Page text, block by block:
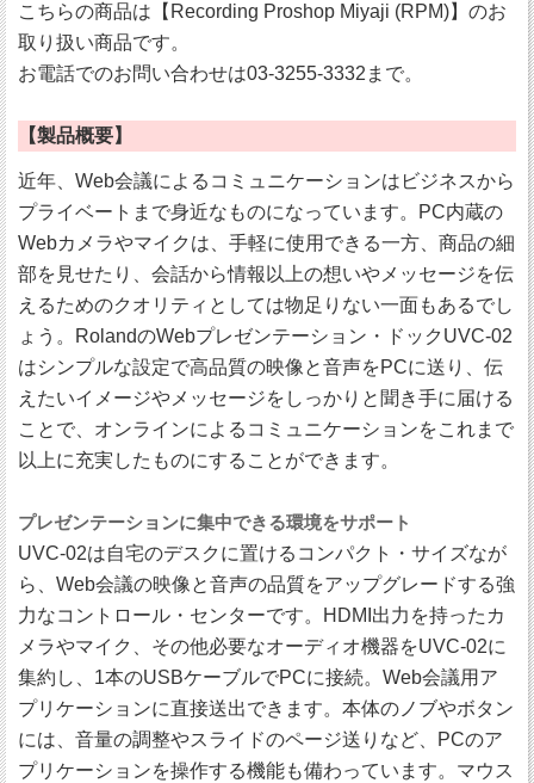
こちらの商品は【Recording Proshop Miyaji (RPM)】のお
取り扱い商品です。
お電話でのお問い合わせは03-3255-3332まで。
【製品概要】
近年、Web会議によるコミュニケーションはビジネスから
プライベートまで身近なものになっています。PC内蔵の
Webカメラやマイクは、手軽に使用できる一方、商品の細
部を見せたり、会話から情報以上の想いやメッセージを伝
えるためのクオリティとしては物足りない一面もあるでし
ょう。RolandのWebプレゼンテーション・ドックUVC-02
はシンプルな設定で高品質の映像と音声をPCに送り、伝
えたいイメージやメッセージをしっかりと聞き手に届ける
ことで、オンラインによるコミュニケーションをこれまで
以上に充実したものにすることができます。
プレゼンテーションに集中できる環境をサポート
UVC-02は自宅のデスクに置けるコンパクト・サイズなが
ら、Web会議の映像と音声の品質をアップグレードする強
力なコントロール・センターです。HDMI出力を持ったカ
メラやマイク、その他必要なオーディオ機器をUVC-02に
集約し、1本のUSBケーブルでPCに接続。Web会議用ア
プリケーションに直接送出できます。本体のノブやボタン
には、音量の調整やスライドのページ送りなど、PCのア
プリケーションを操作する機能も備わっています。マウス